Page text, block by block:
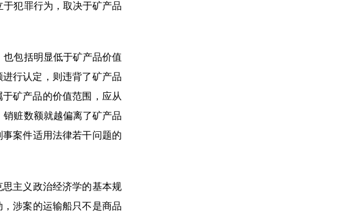
犯罪行为，取决于矿产品
包括明显低于矿产品价值
行认定，则违背了矿产品
矿产品的价值范围，应从
赃数额就越偏离了矿产品
案件适用法律若干问题的
主义政治经济学的基本规
涉案的运输船只不是商品